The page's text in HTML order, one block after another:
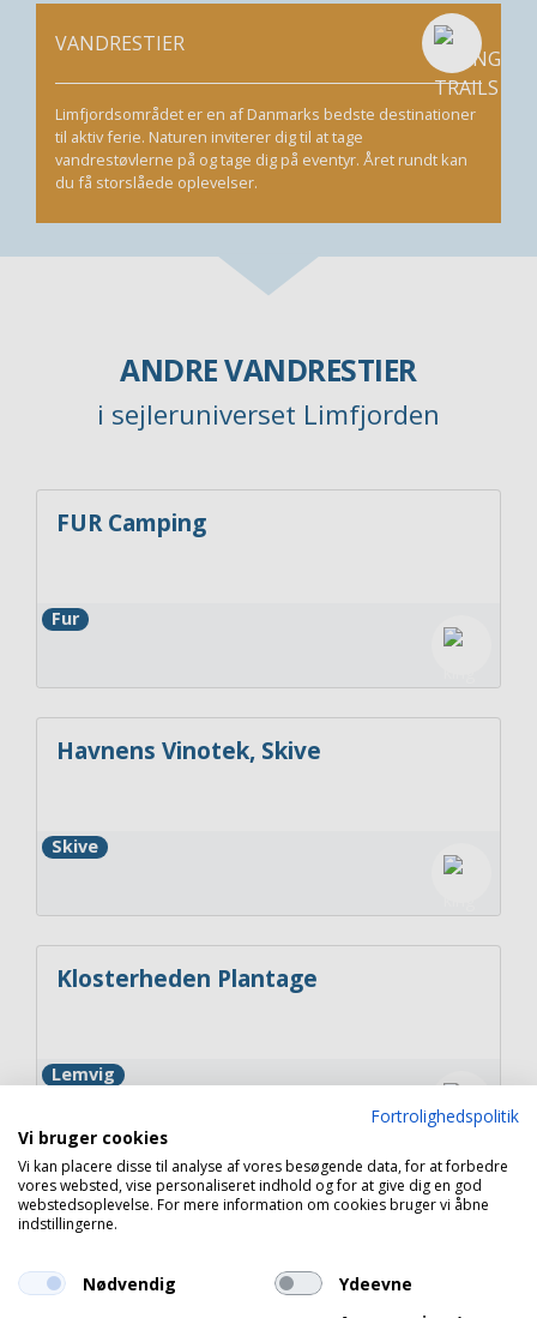
VANDRESTIER
Limfjordsområdet er en af Danmarks bedste destinationer
til aktiv ferie. Naturen inviterer dig til at tage
vandrestøvlerne på og tage dig på eventyr. Året rundt kan
du få storslåede oplevelser.
ANDRE VANDRESTIER
i sejleruniverset Limfjorden
FUR Camping
Fur
Havnens Vinotek, Skive
Skive
Klosterheden Plantage
Lemvig
Glyngøre Camping
Roslev
Fortrolighedspolitik
Vi bruger cookies
Vi kan placere disse til analyse af vores besøgende data, for at forbedre
vores websted, vise personaliseret indhold og for at give dig en god
webstedsoplevelse. For mere information om cookies bruger vi åbne
indstillingerne.
Nødvendig
Ydeevne